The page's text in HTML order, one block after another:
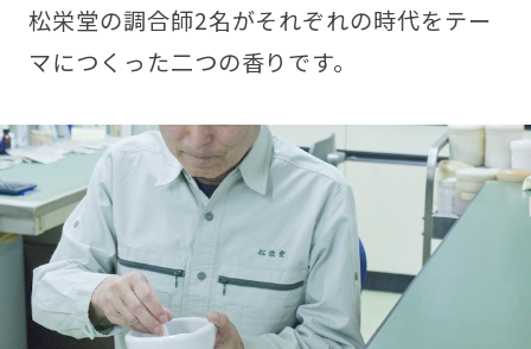
松栄堂の調合師2名がそれぞれの時代をテー
マにつくった二つの香りです。